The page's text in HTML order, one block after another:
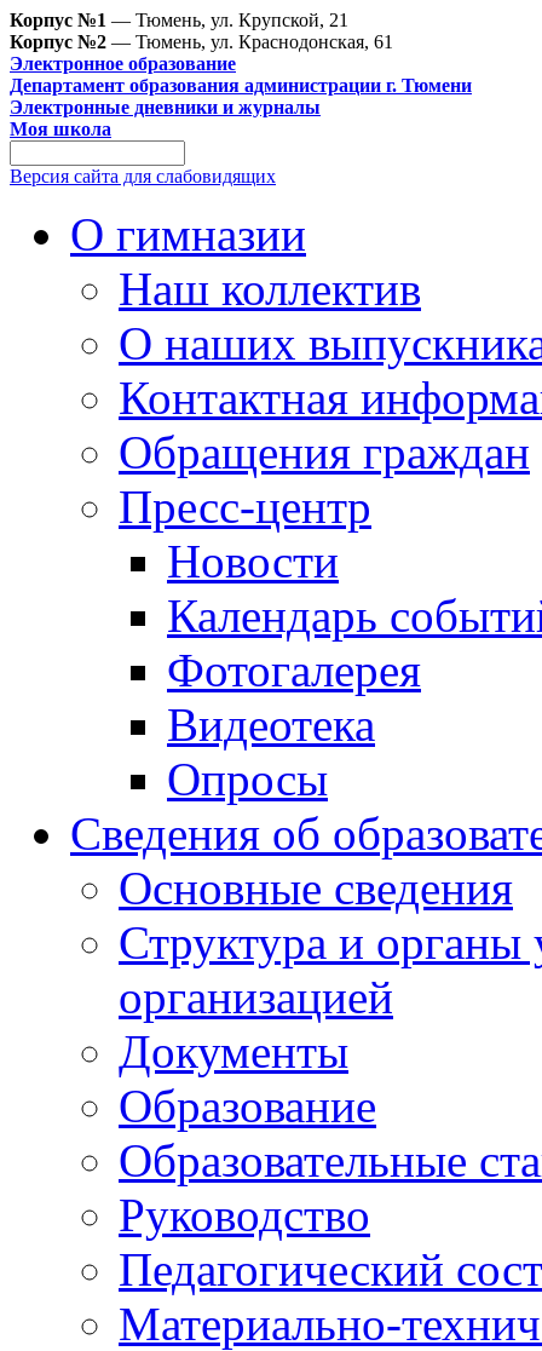
Корпус №1 — Тюмень, ул. Крупской, 21
Корпус №2 — Тюмень, ул. Краснодонская, 61
Электронное образование
Департамент образования администрации г. Тюмени
Электронные дневники и журналы
Моя школа
Версия сайта для слабовидящих
О гимназии
Наш коллектив
О наших
Контактная
Обращения граждан
Пресс-центр
Новости
Календарь
Фотогалерея
Видеотека
Опросы
Сведения об
Основные сведения
Структура и органы
организацией
Документы
Образование
Образовательные
Руководство
Педагогический
Материально-